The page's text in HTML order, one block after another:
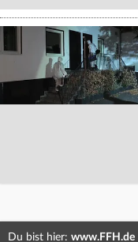
Du bist hier: www.FFH.de